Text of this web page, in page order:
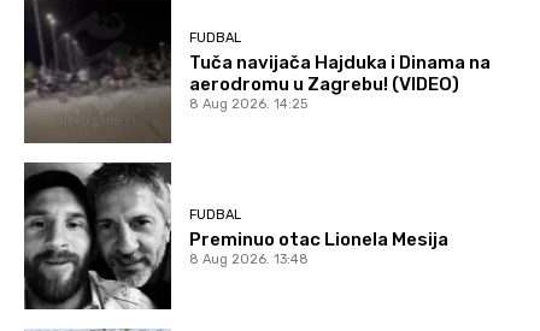
FUDBAL
Tuča navijača Hajduka i Dinama na
aerodromu u Zagrebu! (VIDEO)
8 Aug 2026. 14:25
FUDBAL
Preminuo otac Lionela Mesija
8 Aug 2026. 13:48